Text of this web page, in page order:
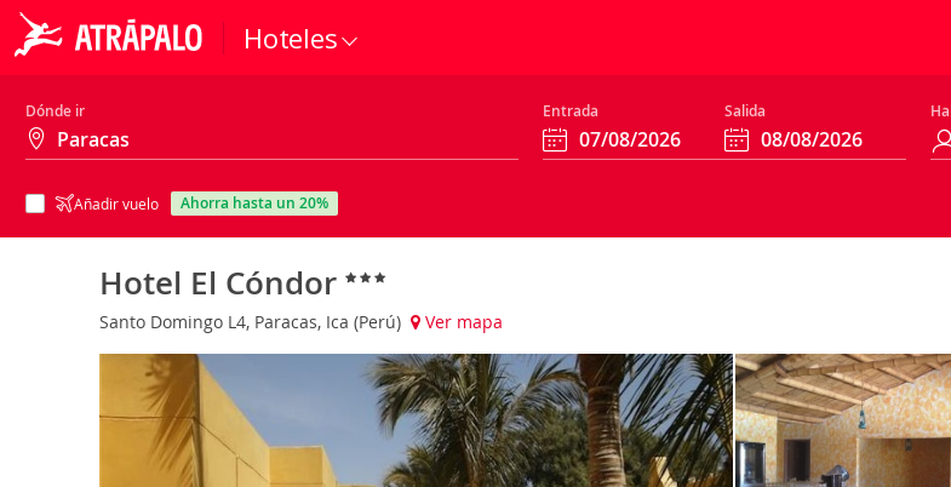
Hoteles
Dónde ir Entrada Salida
Añadir vuelo ahorra hasta un 20%
Hotel El Cóndor
Santo Domingo L4, Paracas, Ica (Perú) Ver mapa